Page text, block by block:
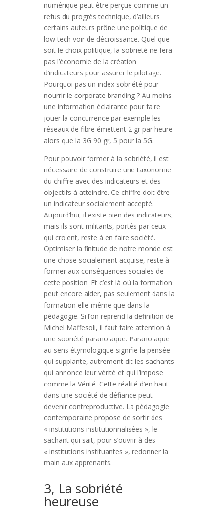
numérique peut être perçue comme un
refus du progrès technique, d’ailleurs
certains auteurs prône une politique de
low tech voir de décroissance. Quel que
soit le choix politique, la sobriété ne fera
pas l’économie de la création
d’indicateurs pour assurer le pilotage.
Pourquoi pas un index sobriété pour
nourrir le corporate branding ? Au moins
une information éclairante pour faire
jouer la concurrence par exemple les
réseaux de fibre émettent 2 gr par heure
alors que la 3G 90 gr, 5 pour la 5G.
Pour pouvoir former à la sobriété, il est
nécessaire de construire une taxonomie
du chiffre avec des indicateurs et des
objectifs à atteindre. Ce chiffre doit être
un indicateur socialement accepté.
Aujourd’hui, il existe bien des indicateurs,
mais ils sont militants, portés par ceux
qui croient, reste à en faire société.
Optimiser la finitude de notre monde est
une chose socialement acquise, reste à
former aux conséquences sociales de
cette position. Et c’est là où la formation
peut encore aider, pas seulement dans la
formation elle-même que dans la
pédagogie. Si l’on reprend la définition de
Michel Maffesoli, il faut faire attention à
une sobriété paranoïaque. Paranoïaque
au sens étymologique signifie la pensée
qui supplante, autrement dit les sachants
qui annonce leur vérité et qui l’impose
comme la Vérité. Cette réalité d’en haut
dans une société de défiance peut
devenir contreproductive. La pédagogie
contemporaine propose de sortir des
« institutions institutionnalisées », le
sachant qui sait, pour s’ouvrir à des
« institutions instituantes », redonner la
main aux apprenants.
3, La sobriété
heureuse